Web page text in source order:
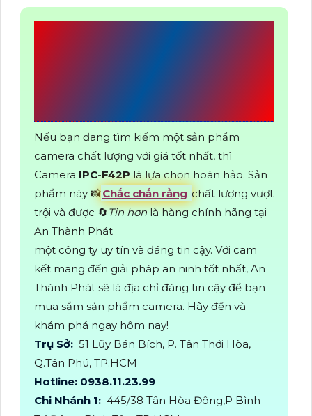
Nếu bạn đang tìm kiếm một sản phẩm
camera chất lượng với giá tốt nhất, thì
Camera IPC-F42P là lựa chọn hoàn hảo. Sản
phẩm này 📸Chắc chắn rằng chất lượng vượt
trội và được 🔄Tin hơnlà hàng chính hãng tại
An Thành Phát
một công ty uy tín và đáng tin cậy. Với cam
kết mang đến giải pháp an ninh tốt nhất, An
Thành Phát sẽ là địa chỉ đáng tin cậy để bạn
mua sắm sản phẩm camera. Hãy đến và
khám phá ngay hôm nay!
Trụ Sở: 51 Lũy Bán Bích, P. Tân Thới Hòa,
Q.Tân Phú, TP.HCM
Hotline: 0938.11.23.99
Chi Nhánh 1: 445/38 Tân Hòa Đông,P Bình